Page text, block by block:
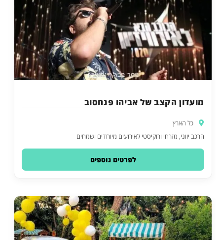
מועדון הקצב של אביהו פנחסוב
כל הארץ
הרכב יווני, מזרחי ורוקיסטי לאירועים מיוחדים ושמחים
לפרטים נוספים